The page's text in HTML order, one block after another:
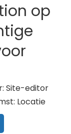
op
editor
Locatie